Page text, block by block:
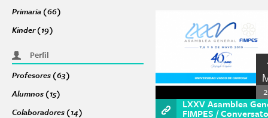
Primaria (66)
Kinder (19)
Perfil
Profesores (63)
Alumnos (15)
Colaboradores (14) Apply Colaboradores filter
LXXV Asamblea
FIMPES /